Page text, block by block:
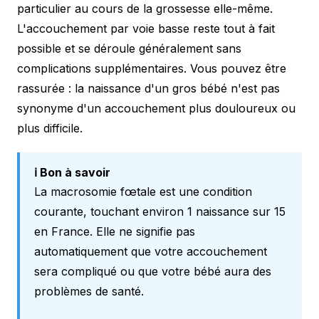
particulier au cours de la grossesse elle-même.
L'accouchement par voie basse reste tout à fait
possible et se déroule généralement sans
complications supplémentaires. Vous pouvez être
rassurée : la naissance d'un gros bébé n'est pas
synonyme d'un accouchement plus douloureux ou
plus difficile.
ℹ️ Bon à savoir
La macrosomie fœtale est une condition
courante, touchant environ 1 naissance sur 15
en France. Elle ne signifie pas
automatiquement que votre accouchement
sera compliqué ou que votre bébé aura des
problèmes de santé.